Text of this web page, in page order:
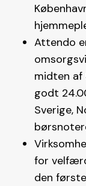
Attendo
midten af
godt
Sverige,
for
den